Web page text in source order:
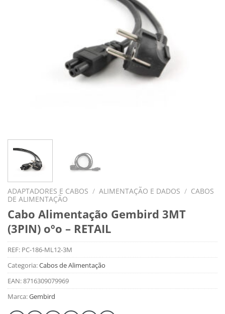
ADAPTADORES E CABOS / ALIMENTAÇÃO E DADOS / CABOS
DE ALIMENTAÇÃO
Cabo Alimentação Gembird 3MT
(3PIN) oºo – RETAIL
REF: PC-186-ML12-3M
Categoria:Cabos de Alimentação
EAN:8716309079969
Marca:Gembird